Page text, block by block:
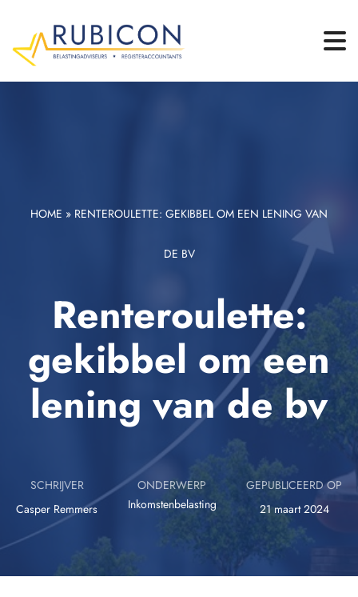
HOME » RENTEROULETTE: GEKIBBEL OM EEN LENING VAN
DE BV
Renteroulette:
gekibbel om een
lening van de bv
SCHRIJVER
Casper Remmers
ONDERWERP
Inkomstenbelasting
GEPUBLICEERD OP
21 maart 2024